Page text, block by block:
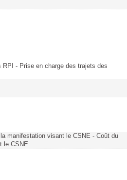
- Prise en charge des trajets des
manifestation visant le CSNE - Coût du
le CSNE